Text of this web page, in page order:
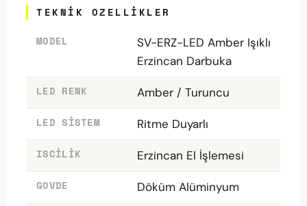
TEKNIK OZELLIKLER
MODEL
SV-ERZ-LED Amber Işıklı
Erzincan Darbuka
LED RENK Amber / Turuncu
LED SISTEM Ritme Duyarlı
ISCILIK Erzincan El İşlemesi
GOVDE Döküm Alüminyum